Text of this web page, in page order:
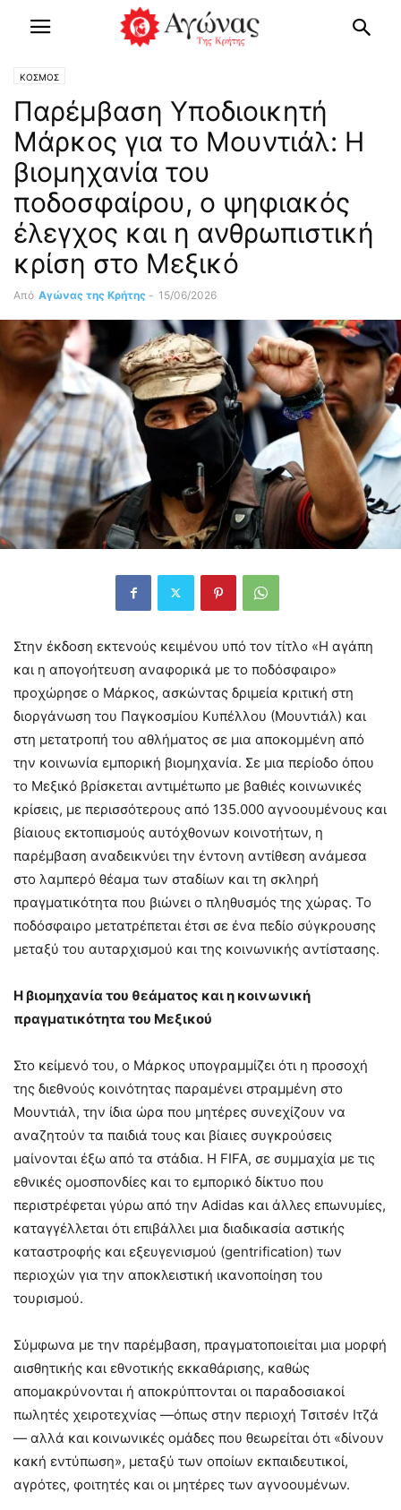
ΚΟΣΜΟΣ
Παρέμβαση Υποδιοικητή
Μάρκος για το Μουντιάλ: Η
βιομηχανία του
ποδοσφαίρου, ο ψηφιακός
έλεγχος και η ανθρωπιστική
κρίση στο Μεξικό
Από Αγώνας της Κρήτης - 15/06/2026
Στην έκδοση εκτενούς κειμένου υπό τον τίτλο «Η αγάπη
και η απογοήτευση αναφορικά με το ποδόσφαιρο»
προχώρησε ο Μάρκος, ασκώντας δριμεία κριτική στη
διοργάνωση του Παγκοσμίου Κυπέλλου (Μουντιάλ) και
στη μετατροπή του αθλήματος σε μια αποκομμένη από
την κοινωνία εμπορική βιομηχανία. Σε μια περίοδο όπου
το Μεξικό βρίσκεται αντιμέτωπο με βαθιές κοινωνικές
κρίσεις, με περισσότερους από 135.000 αγνοουμένους και
βίαιους εκτοπισμούς αυτόχθονων κοινοτήτων, η
παρέμβαση αναδεικνύει την έντονη αντίθεση ανάμεσα
στο λαμπερό θέαμα των σταδίων και τη σκληρή
πραγματικότητα που βιώνει ο πληθυσμός της χώρας. Το
ποδόσφαιρο μετατρέπεται έτσι σε ένα πεδίο σύγκρουσης
μεταξύ του αυταρχισμού και της κοινωνικής αντίστασης.
Η βιομηχανία του θεάματος και η κοινωνική
πραγματικότητα του Μεξικού
Στο κείμενό του, ο Μάρκος υπογραμμίζει ότι η προσοχή
της διεθνούς κοινότητας παραμένει στραμμένη στο
Μουντιάλ, την ίδια ώρα που μητέρες συνεχίζουν να
αναζητούν τα παιδιά τους και βίαιες συγκρούσεις
μαίνονται έξω από τα στάδια. Η FIFA, σε συμμαχία με τις
εθνικές ομοσπονδίες και το εμπορικό δίκτυο που
περιστρέφεται γύρω από την Adidas και άλλες επωνυμίες,
καταγγέλλεται ότι επιβάλλει μια διαδικασία αστικής
καταστροφής και εξευγενισμού (gentrification) των
περιοχών για την αποκλειστική ικανοποίηση του
τουρισμού.
Σύμφωνα με την παρέμβαση, πραγματοποιείται μια μορφή
αισθητικής και εθνοτικής εκκαθάρισης, καθώς
απομακρύνονται ή αποκρύπτονται οι παραδοσιακοί
πωλητές χειροτεχνίας —όπως στην περιοχή Τσιτσέν Ιτζά
— αλλά και κοινωνικές ομάδες που θεωρείται ότι «δίνουν
κακή εντύπωση», μεταξύ των οποίων εκπαιδευτικοί,
αγρότες, φοιτητές και οι μητέρες των αγνοουμένων.